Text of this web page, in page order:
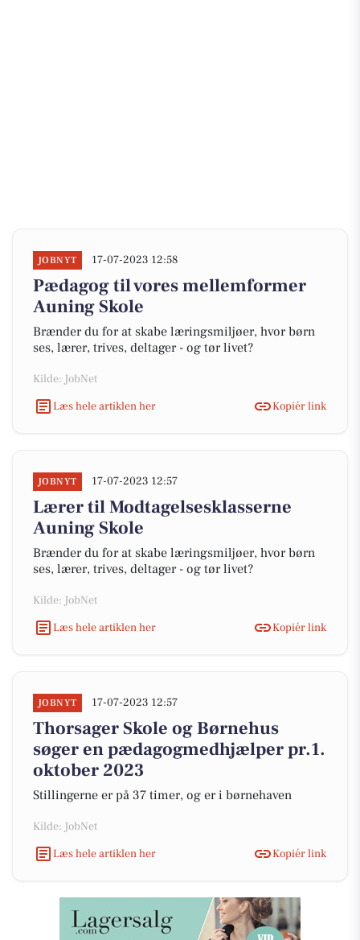
JOBNYT 17-07-2023 12:58
Pædagog til vores mellemformer
Auning Skole
Brænder du for at skabe læringsmiljøer, hvor børn
ses, lærer, trives, deltager - og tør livet?
Kilde: JobNet
Læs hele artiklen her
Kopiér link
JOBNYT 17-07-2023 12:57
Lærer til Modtagelsesklasserne
Auning Skole
Brænder du for at skabe læringsmiljøer, hvor børn
ses, lærer, trives, deltager - og tør livet?
Kilde: JobNet
Læs hele artiklen her
Kopiér link
JOBNYT 17-07-2023 12:57
Thorsager Skole og Børnehus
søger en pædagogmedhjælper pr.1.
oktober 2023
Stillingerne er på 37 timer, og er i børnehaven
Kilde: JobNet
Læs hele artiklen her
Kopiér link